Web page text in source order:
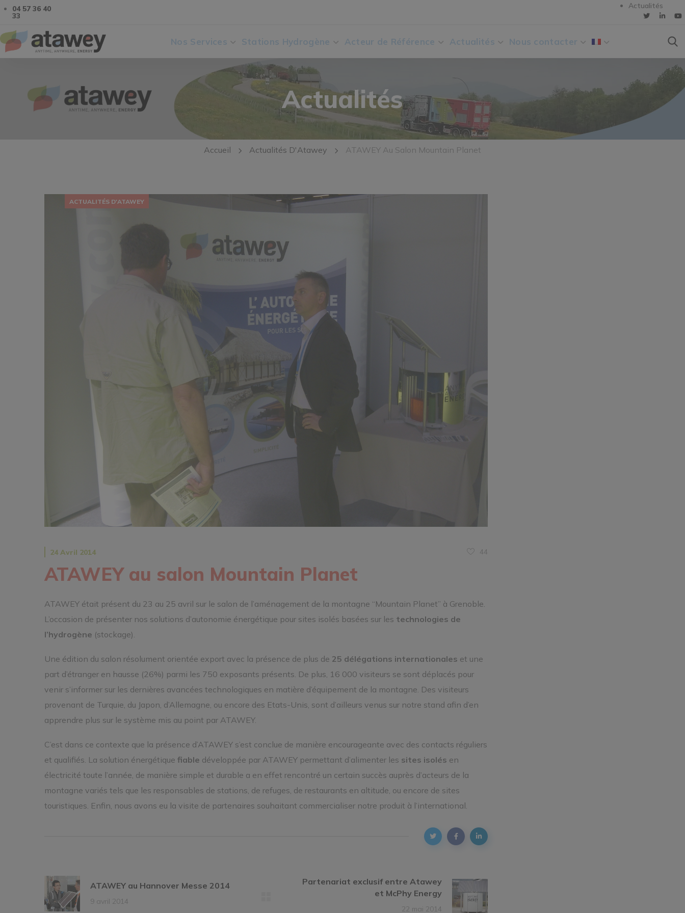
04 57 36 40
33
Actualités
Nos Services Stations Hydrogène Acteur de Référence Actualités Nous contacter
Actualités
Accueil Actualités D'Atawey ATAWEY Au Salon Mountain Planet
ACTUALITÉS D'ATAWEY
24 Avril 2014 44
ATAWEY au salon Mountain Planet
ATAWEY était présent du 23 au 25 avril sur le salon de l’aménagement de la montagne “Mountain Planet” à Grenoble.
L’occasion de présenter nos solutions d’autonomie énergétique pour sites isolés basées sur les technologies de
l’hydrogène (stockage).
Une édition du salon résolument orientée export avec la présence de plus de 25 délégations internationales et une
part d’étranger en hausse (26%) parmi les 750 exposants présents. De plus, 16 000 visiteurs se sont déplacés pour
venir s’informer sur les dernières avancées technologiques en matière d’équipement de la montagne. Des visiteurs
provenant de Turquie, du Japon, d’Allemagne, ou encore des Etats-Unis, sont d’ailleurs venus sur notre stand afin d’en
apprendre plus sur le système mis au point par ATAWEY.
C’est dans ce contexte que la présence d’ATAWEY s’est conclue de manière encourageante avec des contacts réguliers
et qualifiés. La solution énergétique fiable développée par ATAWEY permettant d’alimenter les sites isolés en
électricité toute l’année, de manière simple et durable a en effet rencontré un certain succès auprès d’acteurs de la
montagne variés tels que les responsables de stations, de refuges, de restaurants en altitude, ou encore de sites
touristiques. Enfin, nous avons eu la visite de partenaires souhaitant commercialiser notre produit à l’international.
ATAWEY au Hannover Messe 2014
9 avril 2014
Partenariat exclusif entre Atawey
et McPhy Energy
22 mai 2014